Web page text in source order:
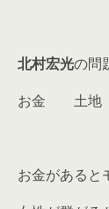
北村宏光の問
お金 土地
お金があると